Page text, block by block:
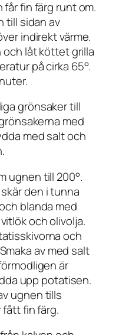
fin färg runt om.
till sidan av
indirekt värme.
och låt köttet grilla
på cirka 65°.
grönsaker till
med
med salt och
ugnen till 200°.
den i tunna
blanda med
och olivolja.
och
av med salt
är
upp potatisen.
ugnen tills
fin färg.